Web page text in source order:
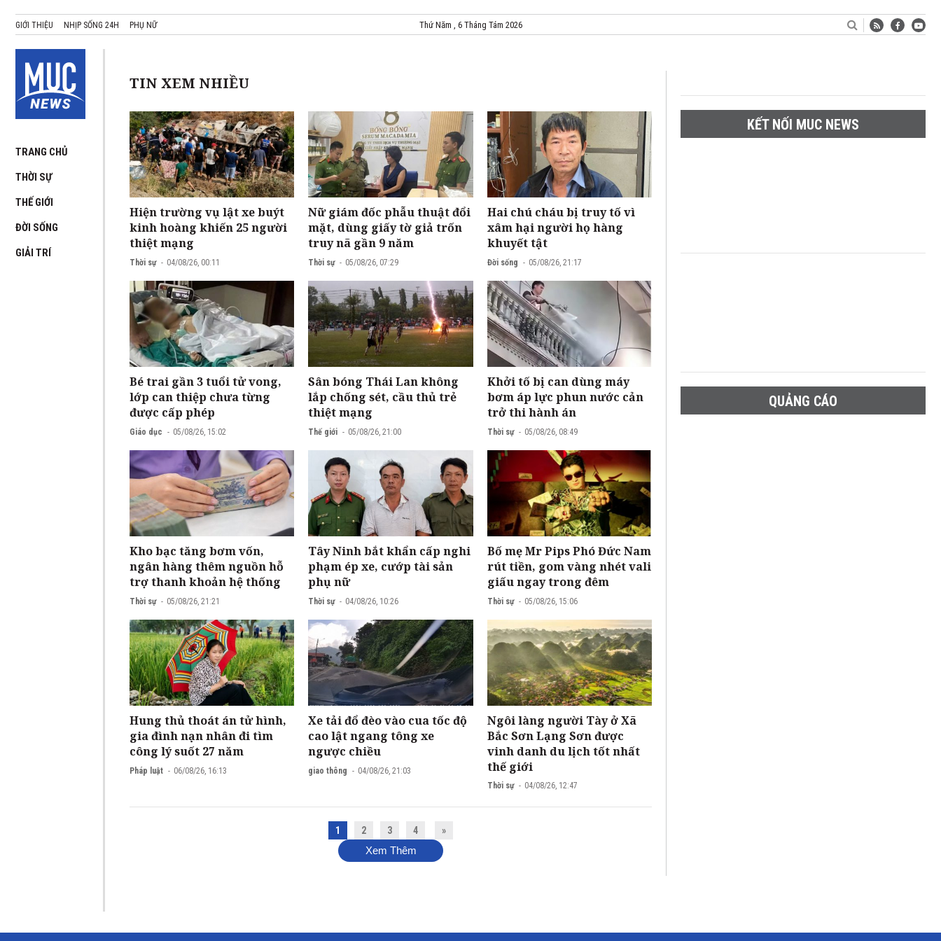
GIỚI THIỆU NHỊP SỐNG 24H PHỤ NỮ Thứ Năm , 6 Tháng Tám 2026
TRANG CHỦ
THỜI SỰ
THẾ GIỚI
ĐỜI SỐNG
GIẢI TRÍ
TIN XEM NHIỀU
Hiện trường vụ lật xe buýt
kinh hoàng khiến 25 người
thiệt mạng
Thời sự 04/08/26, 00:11
Nữ giám đốc phẫu thuật đổi
mặt, dùng giấy tờ giả trốn
truy nã gần 9 năm
Thời sự 05/08/26, 07:29
Hai chú cháu bị truy tố vì
xâm hại người họ hàng
khuyết tật
Đời sống 05/08/26, 21:17
Bé trai gần 3 tuổi tử vong,
lớp can thiệp chưa từng
được cấp phép
Giáo dục 05/08/26, 15:02
Sân bóng Thái Lan không
lắp chống sét, cầu thủ trẻ
thiệt mạng
Thế giới 05/08/26, 21:00
Khởi tố bị can dùng máy
bơm áp lực phun nước cản
trở thi hành án
Thời sự 05/08/26, 08:49
Kho bạc tăng bơm vốn,
ngân hàng thêm nguồn hỗ
trợ thanh khoản hệ thống
Thời sự 05/08/26, 21:21
Tây Ninh bắt khẩn cấp nghi
phạm ép xe, cướp tài sản
phụ nữ
Thời sự 04/08/26, 10:26
Bố mẹ Mr Pips Phó Đức Nam
rút tiền, gom vàng nhét vali
giấu ngay trong đêm
Thời sự 05/08/26, 15:06
Hung thủ thoát án tử hình,
gia đình nạn nhân đi tìm
công lý suốt 27 năm
Pháp luật 06/08/26, 16:13
Xe tải đổ đèo vào cua tốc độ
cao lật ngang tông xe
ngược chiều
giao thông 04/08/26, 21:03
Ngôi làng người Tày ở Xã
Bắc Sơn Lạng Sơn được
vinh danh du lịch tốt nhất
thế giới
Thời sự 04/08/26, 12:47
1 2 3 4 »
Xem Thêm
KẾT NỐI MUC NEWS
QUẢNG CÁO